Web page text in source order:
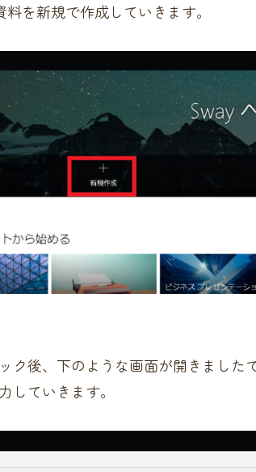
を新規で作成していきます。
ク後、下のような画面が開きました
していきます。